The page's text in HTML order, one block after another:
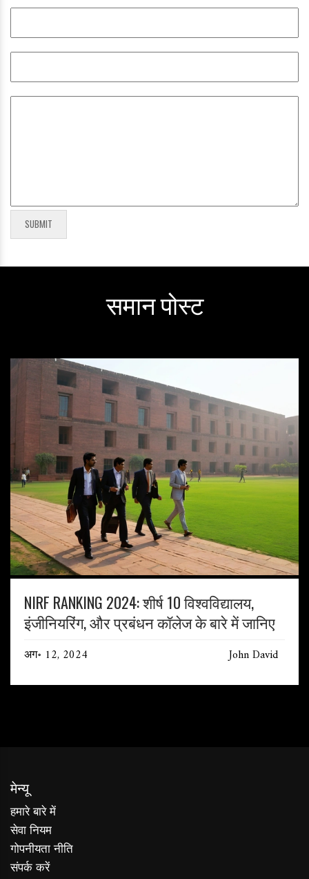
समान पोस्ट
NIRF RANKING 2024: शीर्ष 10 विश्वविद्यालय,
इंजीनियरिंग, और प्रबंधन कॉलेज के बारे में जानिए
अग॰ 12, 2024 John David
मेन्यू
हमारे बारे में
सेवा नियम
गोपनीयता नीति
संपर्क करें